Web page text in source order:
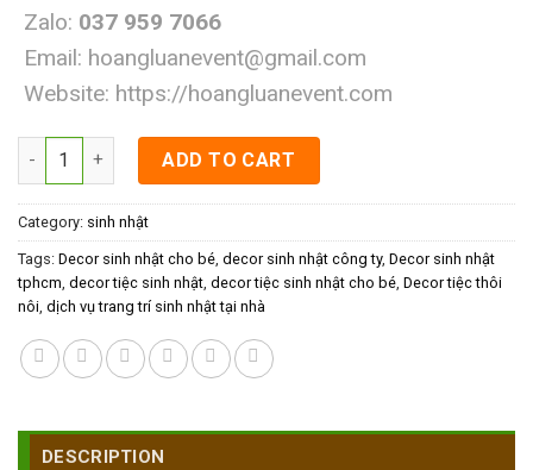
Zalo: 037 959 7066
Email: hoangluanevent@gmail.com
Website: https://hoangluanevent.com
Decor sinh nhật tphcm cho bé quantity
ADD TO CART
Category: sinh nhật
Tags: Decor sinh nhật cho bé decor sinh nhật công ty, Decor sinh nhật
tphcm decor tiệc sinh nhật decor tiệc sinh nhật cho bé Decor tiệc thôi
nôi dịch vụ trang trí sinh nhật tại nhà
DESCRIPTION